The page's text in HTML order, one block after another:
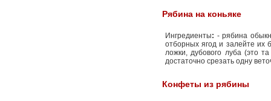
Рябина на коньяке
Ингредиенты: - рябина
отборных ягод и залейте их
ложки, дубового луба (это
достаточно срезать одну
Конфеты из рябины